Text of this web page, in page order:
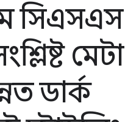
সিএসএস
মেটা
ডার্ক